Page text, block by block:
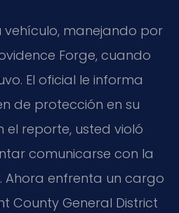
vehículo, manejando por
Forge, cuando
El oficial le informa
de protección en su
el reporte, usted violó
comunicarse con la
enfrenta un cargo
County General District